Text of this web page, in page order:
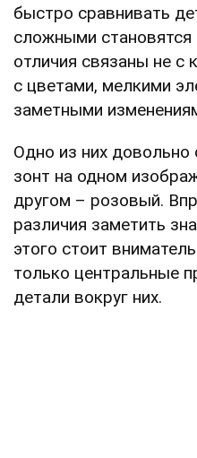
быстро сравнивать
сложными становятся
отличия связаны не с
с цветами, мелкими
заметными
Одно из них
зонт на одном
другом – розовый.
различия заметить
этого стоит
только центральные
детали вокруг них.